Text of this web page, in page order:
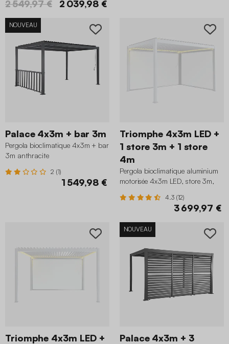
2 549,97 € 2 039,98 €
NOUVEAU
Palace 4x3m + bar 3m
Pergola bioclimatique 4x3m + bar
3m anthracite
2 (1)
1 549,98 €
Triomphe 4x3m LED +
1 store 3m + 1 store
4m
Pergola bioclimatique aluminium
motorisée 4x3m LED, store 3m,
4.3 (12)
3 699,97 €
Triomphe 4x3m LED +
NOUVEAU
Palace 4x3m + 3